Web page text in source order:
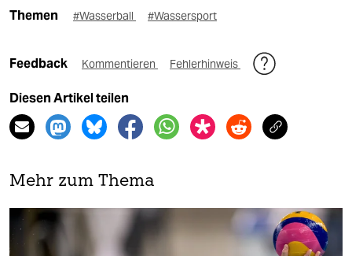
Themen #Wasserball #Wassersport
Feedback Kommentieren Fehlerhinweis
Diesen Artikel teilen
Mehr zum Thema